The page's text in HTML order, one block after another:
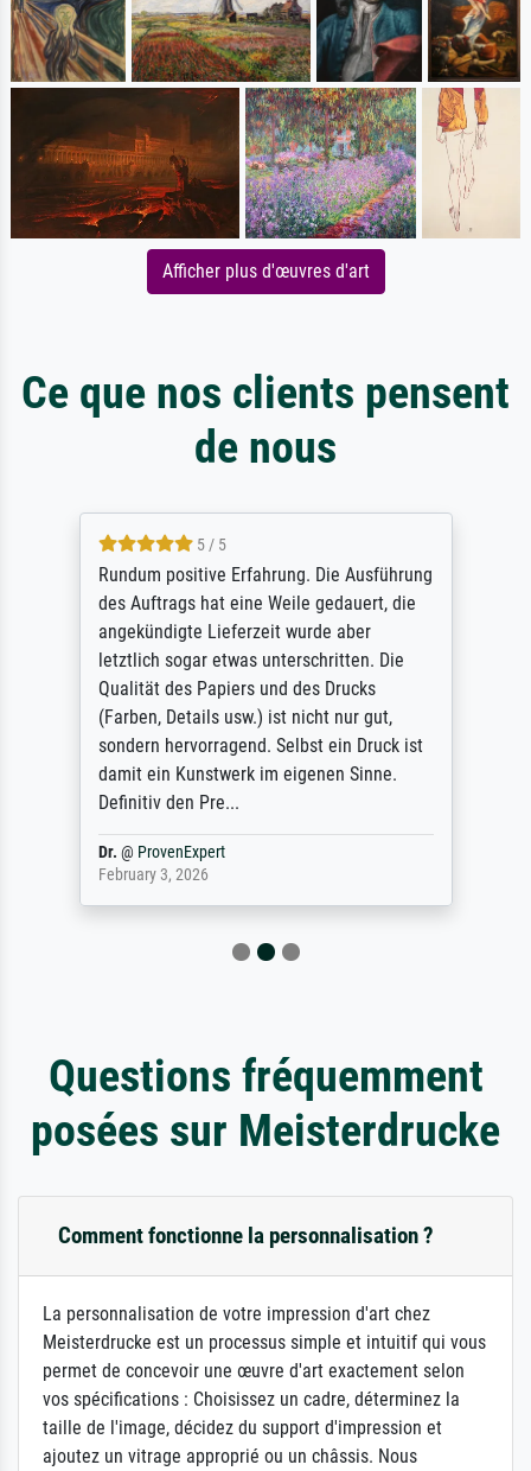
Afficher plus d'œuvres d'art
Ce que nos clients pensent
de nous
5 / 5
Rundum positive Erfahrung. Die Ausführung
des Auftrags hat eine Weile gedauert, die
angekündigte Lieferzeit wurde aber
letztlich sogar etwas unterschritten. Die
Qualität des Papiers und des Drucks
(Farben, Details usw.) ist nicht nur gut,
sondern hervorragend. Selbst ein Druck ist
damit ein Kunstwerk im eigenen Sinne.
Definitiv den Pre...
Dr. @ ProvenExpert
February 3, 2026
Questions fréquemment
posées sur Meisterdrucke
Comment fonctionne la personnalisation ?
La personnalisation de votre impression d'art chez
Meisterdrucke est un processus simple et intuitif qui vous
permet de concevoir une œuvre d'art exactement selon
vos spécifications : Choisissez un cadre, déterminez la
taille de l'image, décidez du support d'impression et
ajoutez un vitrage approprié ou un châssis. Nous